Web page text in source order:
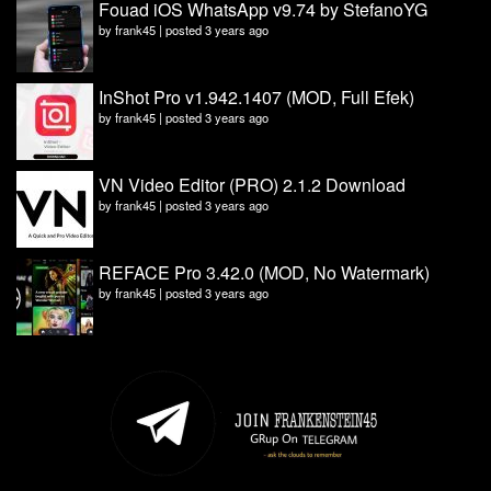
Fouad iOS WhatsApp v9.74 by StefanoYG
byfrank45 | posted 3 years ago
InShot Pro v1.942.1407 (MOD, Full Efek)
byfrank45 | posted 3 years ago
VN Video Editor (PRO) 2.1.2 Download
byfrank45 | posted 3 years ago
REFACE Pro 3.42.0 (MOD, No Watermark)
byfrank45 | posted 3 years ago